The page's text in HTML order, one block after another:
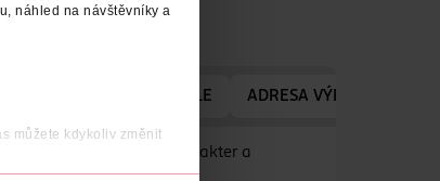
náhled na návštěvníky a
můžete kdykoliv změnit
VÝROBCE/DODAVATELE ADRESA VÝROBCE/
které podtrhnou tvůj charakter a